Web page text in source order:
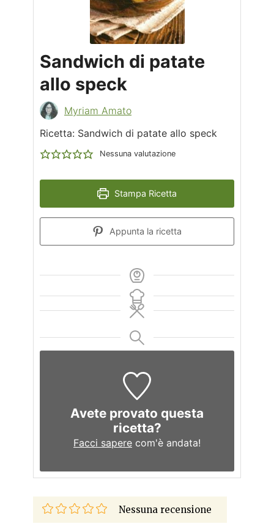
Sandwich di patate
allo speck
Myriam Amato
Ricetta: Sandwich di patate allo speck
Nessuna valutazione
Stampa Ricetta
Appunta la ricetta
Avete provato questa
ricetta?
Facci sapere com'è andata!
Nessuna recensione